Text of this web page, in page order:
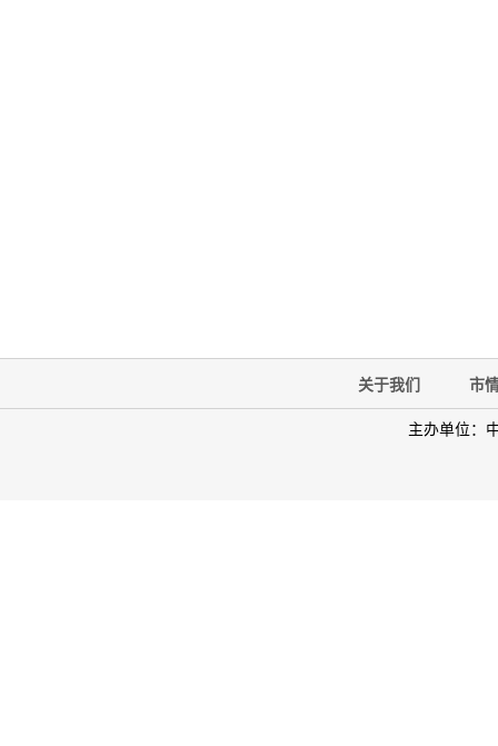
关于我们 市
主办单位：